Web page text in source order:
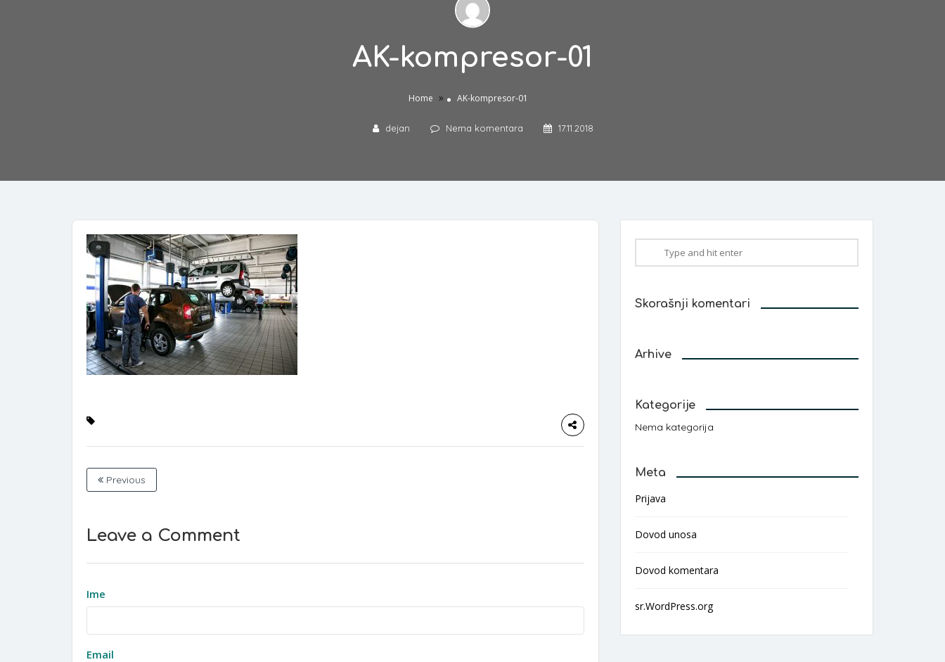
AK-kompresor-01
Home » AK-kompresor-01
dejan Nema komentara 17.11.2018
Previous
Leave a Comment
Ime
Email
Skorašnji komentari
Arhive
Kategorije
Nema kategorija
Meta
Prijava
Dovod unosa
Dovod komentara
sr.WordPress.org